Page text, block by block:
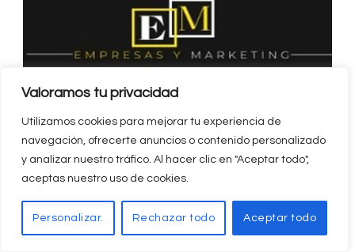
Valoramos tu privacidad
Utilizamos cookies para mejorar tu experiencia de
navegación, ofrecerte anuncios o contenido personalizado
y analizar nuestro tráfico. Al hacer clic en "Aceptar todo",
aceptas nuestro uso de cookies.
Personalizar. Rechazar todo Aceptar todo